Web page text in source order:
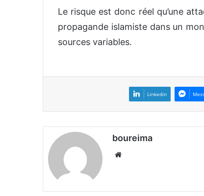
Le risque est donc réel qu’une
propagande islamiste dans un
sources variables.
Linkedin
boureima